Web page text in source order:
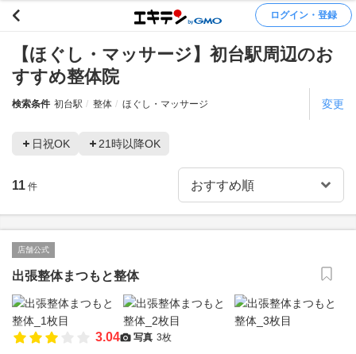
ログイン・登録
【ほぐし・マッサージ】初台駅周辺のお
すすめ整体院
検索条件 初台駅 整体 ほぐし・マッサージ 変更
日祝OK 21時以降OK
11 件
店舗公式
出張整体まつもと整体
3.04 写真 3枚